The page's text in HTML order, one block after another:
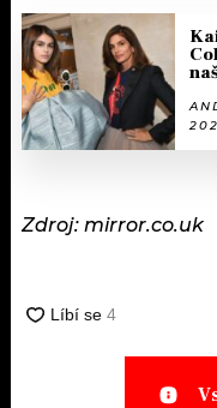
Zdroj: mirror.co.uk